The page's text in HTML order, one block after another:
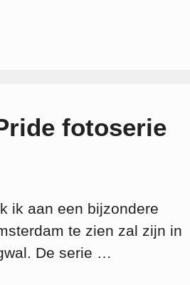
fotoserie
ik aan een bijzondere
te zien zal zijn in
De serie …